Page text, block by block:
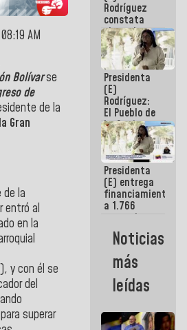
AM
Bolívarse
de
de la
Gran
la
entró al
en la
y con él se
del
superar
Rodríguez
constata
obras de
rehabilitación
de Escuela
Militar de
Mamo en La
Guaira
Presidenta
(E)
Rodríguez:
El Pueblo de
La Guaira
siempre
estará
acompañada
por el
Gobierno
Nacional
Presidenta
(E) entrega
financiamientos
a 1.766
comerciantes
emprendedores
afectados
por
terremotos
Noticias
más
leídas